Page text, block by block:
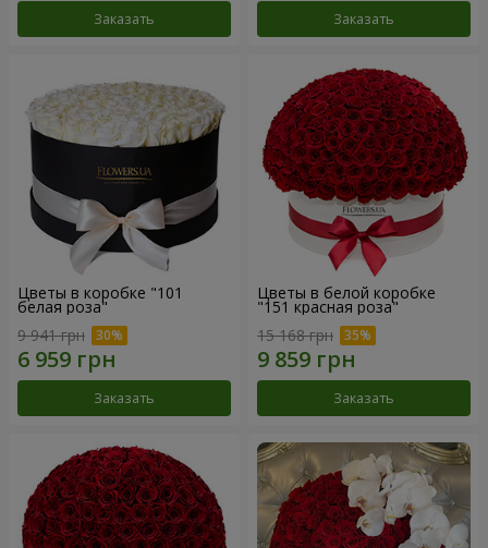
Заказать Заказать
Цветы в коробке "101
белая роза"
9 941 грн
Заказать
Цветы в белой коробке
"151 красная роза"
15 168 грн
Заказать